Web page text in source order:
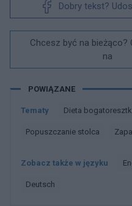
Dobry tekst?
Chcesz być na bieżąco?
na
POWIĄZANE
Tematy Dieta
Popuszczanie stolca
Zobacz także w języku
deutsch